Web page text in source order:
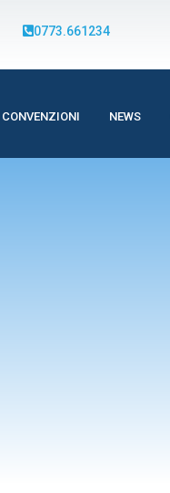
0773.661234
CONVENZIONI NEWS